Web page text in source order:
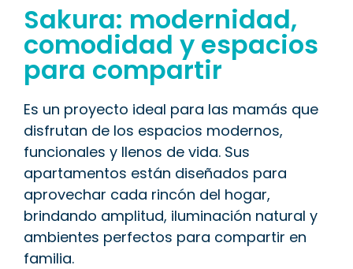
Sakura: modernidad,
comodidad y espacios
para compartir
Es un proyecto ideal para las mamás que
disfrutan de los espacios modernos,
funcionales y llenos de vida. Sus
apartamentos están diseñados para
aprovechar cada rincón del hogar,
brindando amplitud, iluminación natural y
ambientes perfectos para compartir en
familia.